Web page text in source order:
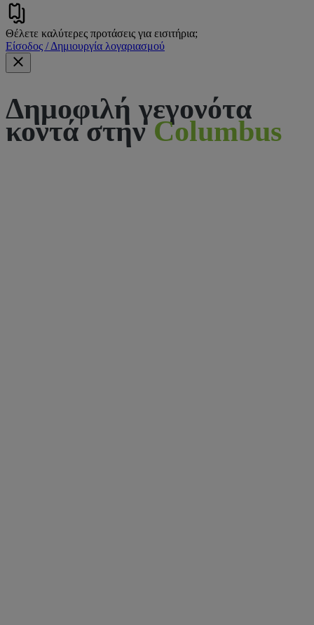
Θέλετε καλύτερες προτάσεις για εισιτήρια;
Είσοδος / Δημιουργία λογαριασμού
Δημοφιλή γεγονότα
κοντά στηνColumbus